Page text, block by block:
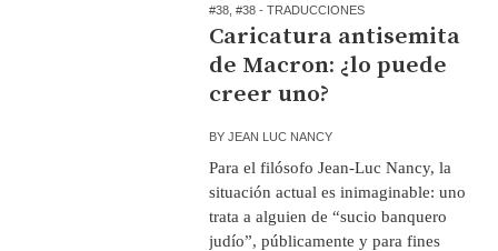
#38 ,#38 - TRADUCCIONES
Caricatura antisemita
de Macron: ¿lo puede
creer uno?
BYJEAN LUC NANCY
Para el filósofo Jean-Luc Nancy, la
situación actual es inimaginable: uno
trata a alguien de “sucio banquero
judío”, públicamente y para fines